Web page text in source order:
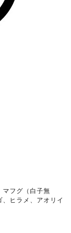
マフグ（白子無
ヒラメ、アオリイ